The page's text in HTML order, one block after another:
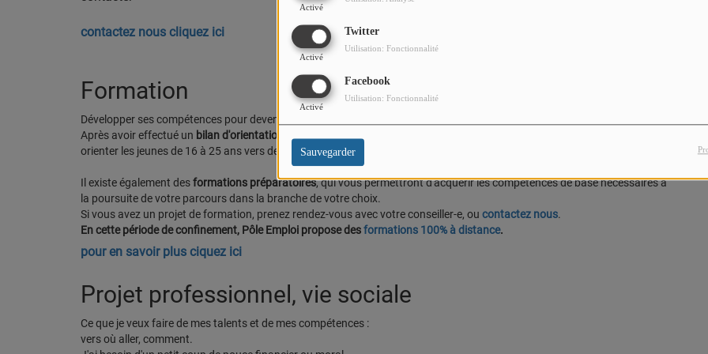
Activé
Twitter
Activé
Utilisation: Fonctionnalité
Facebook
Activé
Utilisation: Fonctionnalité
Sauvegarder
contactez nous cliquez ici
Formation
Développer ses compétences pour devenir plus professionnel.
Après avoir effectué un bilan d'orientation
orienter les jeunes de 16 à 25 ans vers des
formationsqui sont financées par la
Il existe également desformations préparatoires, qui vous permettront d'acquérir les compétences de base nécessaires à
la poursuite de votre parcours dans la branche de votre choix.
Si vous avez un projet de formation, prenez rendez-vous avec votre conseiller-e, ou contactez nous.
En cette période de confinement, Pôle Emploi propose desformations 100% à distance.
pour en savoir plus ciquez ici
Projet professionnel, vie sociale
Ce que je veux faire de mes talents et de mes compétences :
vers où aller, comment.